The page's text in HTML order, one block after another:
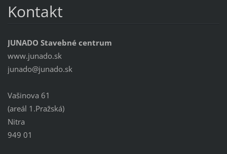
Kontakt
JUNADO Stavebné centrum
www.junado.sk
junado@junado.sk
Vašinova 61
(areál 1.Pražská)
Nitra
949 01